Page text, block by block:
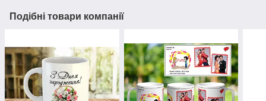
Подібні товари компанії